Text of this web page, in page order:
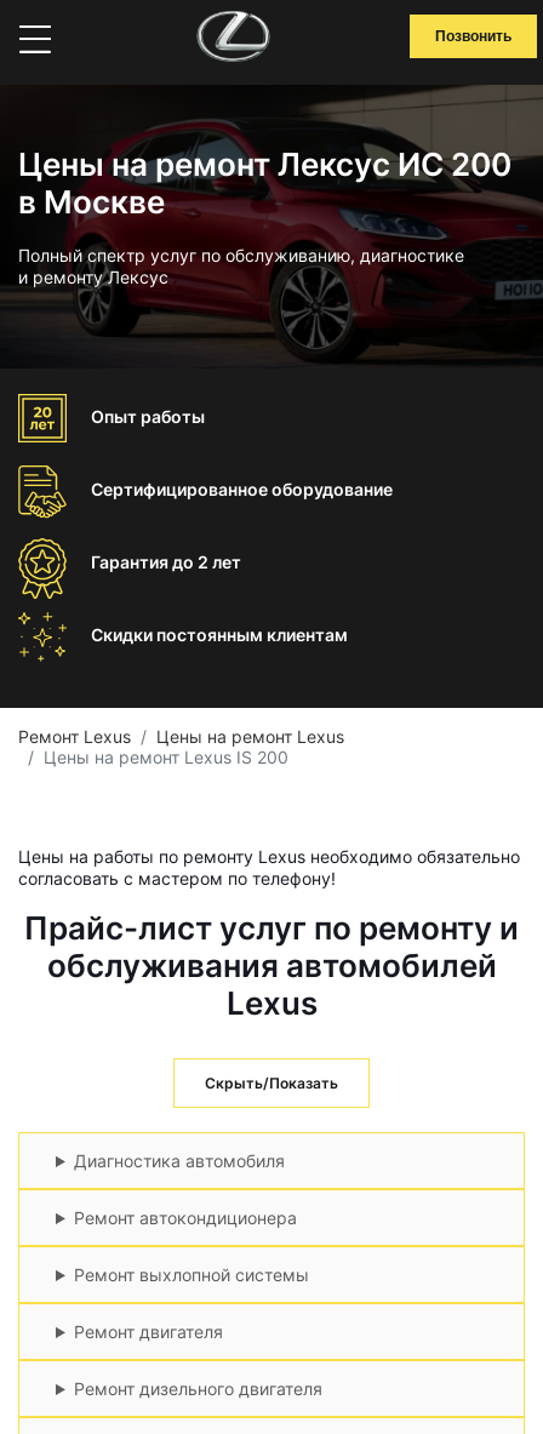
Позвонить
Цены на ремонт Лексус ИС 200
в Москве
Полный спектр услуг по обслуживанию, диагностике
и ремонту Лексус
Опыт работы
Сертифицированноеоборудование
Гарантиядо 2 лет
Скидки постоянным клиентам
Ремонт Lexus
Цены на ремонт Lexus
Цены на ремонт Lexus IS 200
Цены на работы по ремонту Lexus необходимо обязательно
согласовать с мастером по телефону!
Прайс-лист услуг по ремонту и
обслуживания автомобилей
Lexus
Скрыть/Показать
Диагностика автомобиля
Ремонт автокондиционера
Ремонт выхлопной системы
Ремонт двигателя
Ремонт дизельного двигателя